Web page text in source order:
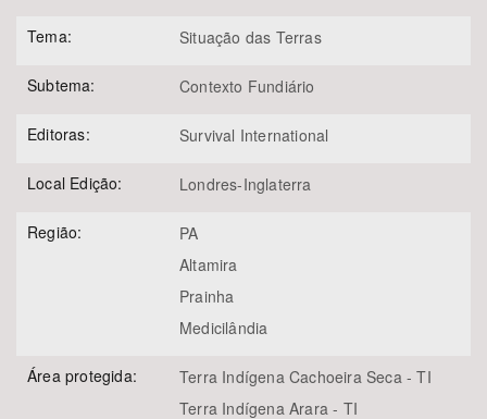
Tema: Situação das Terras
Subtema: Contexto Fundiário
Editoras: Survival International
Local Edição: Londres-Inglaterra
Região:
PA
Altamira
Prainha
Medicilândia
Área protegida:
Terra Indígena Cachoeira Seca - TI
Terra Indígena Arara - TI